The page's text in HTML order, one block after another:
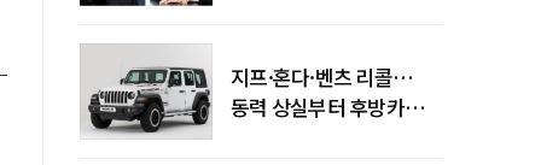
지프·혼다·벤츠 리콜…
동력 상실부터 후방카메라